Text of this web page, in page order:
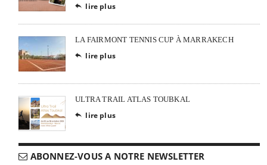
 lire plus
LA FAIRMONT TENNIS CUP À MARRAKECH
 lire plus
ULTRA TRAIL ATLAS TOUBKAL
 lire plus
ABONNEZ-VOUS A NOTRE NEWSLETTER